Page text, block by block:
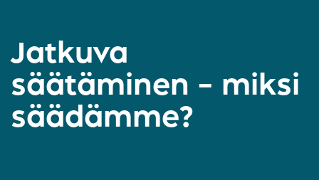
Jatkuva
säätäminen – miksi
säädämme?